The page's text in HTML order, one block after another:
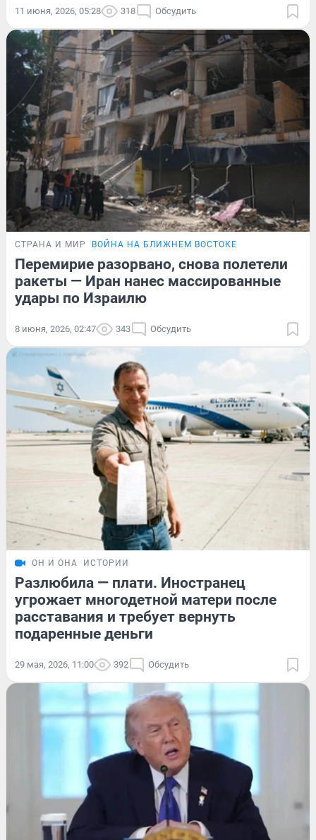
11 июня, 2026, 05:28 318 Обсудить
СТРАНА И МИР ВОЙНА НА БЛИЖНЕМ ВОСТОКЕ
Перемирие разорвано, снова полетели
ракеты — Иран нанес массированные
удары по Израилю
8 июня, 2026, 02:47 343 Обсудить
ОН И ОНА ИСТОРИИ
Разлюбила — плати. Иностранец
угрожает многодетной матери после
расставания и требует вернуть
подаренные деньги
29 мая, 2026, 11:00 392 Обсудить